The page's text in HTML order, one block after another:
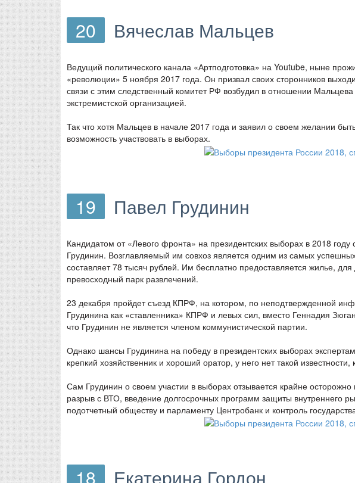
20 Вячеслав Мальцев
Ведущий политического канала «Артподготовка» на Youtube, ныне
«революции» 5 ноября 2017 года. Он призвал своих сторонников
связи с этим следственный комитет РФ возбудил в отношении
экстремистской организацией.
Так что хотя Мальцев в начале 2017 года и заявил о своем желании
возможность участвовать в выборах.
19 Павел Грудинин
Кандидатом от «Левого фронта» на президентских выборах в 2018
Грудинин. Возглавляемый им совхоз является одним из самых
составляет 78 тысяч рублей. Им бесплатно предоставляется жилье,
превосходный парк развлечений.
23 декабря пройдет съезд КПРФ, на котором, по неподтвержденной
Грудинина как «ставленника» КПРФ и левых сил, вместо Геннадия
что Грудинин не является членом коммунистической партии.
Однако шансы Грудинина на победу в президентских выборах
крепкий хозяйственник и хороший оратор, у него нет такой
Сам Грудинин о своем участии в выборах отзывается крайне
разрыв с ВТО, введение долгосрочных программ защиты внутреннего
подотчетный обществу и парламенту Центробанк и контроль
18 Екатерина Гордон